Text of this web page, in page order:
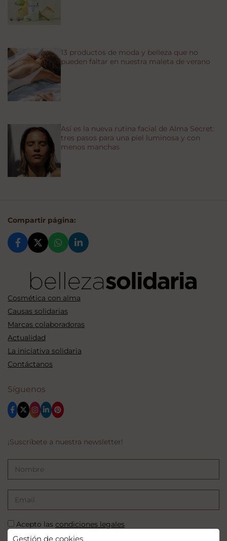
Gestión de cookies
13 productos de moda y belleza que no
pueden faltar en nuestra maleta de verano
Así es la nueva rutina facial de Alma Secret:
tres pasos para una piel luminosa y con
menos manchas
Compartir página:
Cosmética con alma
Causas solidarias
Marcas colaboradoras
Actualidad
La iniciativa solidaria
Contáctanos
Síguenos
¡Suscríbete a nuestra newsletter!
Acepto las condiciones legales